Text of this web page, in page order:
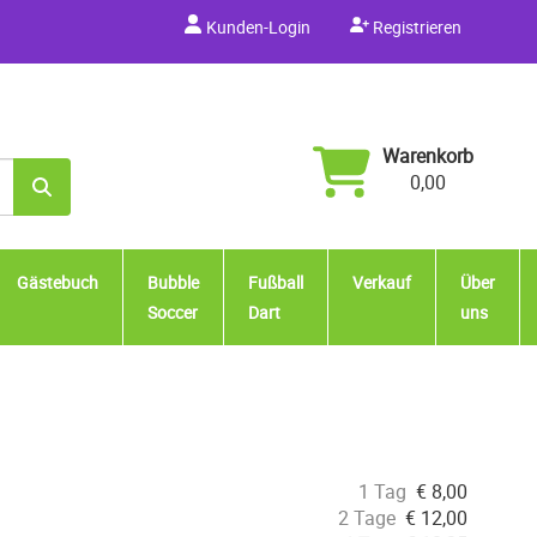
Kunden-Login Registrieren
Warenkorb
0,00
Gästebuch
Bubble
Soccer
Fußball
Dart
Verkauf
Über
uns
1 Tag € 8,00
2 Tage € 12,00